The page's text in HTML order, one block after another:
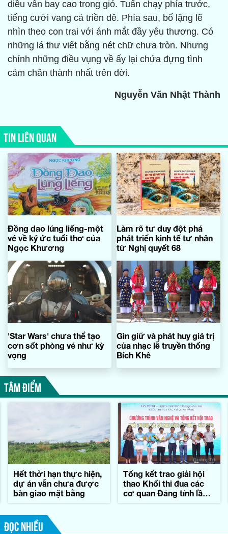
diều vẫn bay cao trong gió. Tuấn chạy phía trước,
tiếng cười vang cả triền đê. Phía sau, bố lặng lẽ
nhìn theo con trai với ánh mắt đầy yêu thương. Có
những lá thư viết bằng nét chữ chưa tròn. Nhưng
chính những điều vụng về ấy lại chứa đựng tình
cảm chân thành nhất trên đời.
Nguyễn Văn Nhật Thành
TIN LIÊN QUAN
Đồng dao lúng liếng-một
vé về ký ức tuổi thơ của
Ngọc Khương
Làm rõ tư duy đột phá
phát triển kinh tế tư nhân
từ Nghị quyết 68
'Star Wars' chưa thể tạo
cơn sốt phòng vé như kỳ
vọng
Gìn giữ và phát huy giá trị
của nhạc lễ truyền thống
Bích Khê
TÂM ĐIỂM
Hết thời hạn thực hiện,
dự án vẫn chưa được
bàn giao mặt bằng
Tổng kết trao giải hội
thao Khối thi đua các
cơ quan Đảng tỉnh lần
ĐỌC NHIỀU